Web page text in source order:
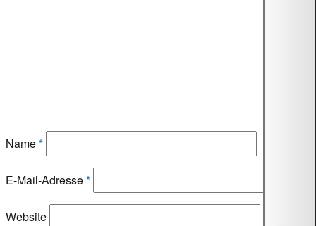
Name*
E-Mail-Adresse*
Website